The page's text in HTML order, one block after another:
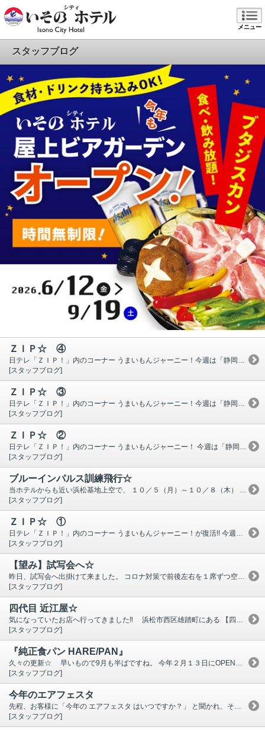
メニュー
スタッフブログ
ＺＩＰ☆ ④
日テレ「ＺＩＰ！」内のコーナー うまいもんジャーニー！今週は「静岡県」。 本日は 「浜松餃子」。 現在、浜松市内には餃子を提供しているお店が３００店舗以上あるらしく その数にビックリです !! その中でも人気のある 「ぎょうざ 石松」 さんが紹介されていました。本店は市内の浜北区で、浜松駅店・新東名店・静岡空港店・沼津・愛知・東京・埼玉にも店舗があるようです。 「浜松餃子学会」 ・・・ ご存知 ですか？？？ 浜松餃子の歴史や特徴、餃子ＭＡＰ等が紹介されていますので、是非ご覧下さい。
[スタッフブログ]
ＺＩＰ☆ ③
日テレ「ＺＩＰ！」内のコーナー うまいもんジャーニー！今週は「静岡県」。 本日は静岡県富士宮市にある 「富士宮やきそば＆鉄板焼 うるおいてい」 さんの「しぐれ焼き」が紹介されていました。 富士宮やきそばは富士宮市のご当地グルメで、それを使って作るお好み焼きだそう。 地元では知られたお好み焼きなんでしょうね。
[スタッフブログ]
ＺＩＰ☆ ②
日テレ「ＺＩＰ！」内のコーナー うまいもんジャーニー！ 今週は「静岡県」。 本日は、うなぎの 「藤田」 さんが紹介されていました。 浜松店・浜松駅前店・白金台店(東京)の３店舗あり、 なんと 浜松店 は いそのホテルと同じ町内です。 ここから徒歩約８分。 浜松駅前店は、浜松駅南口前にあるホテルの２階。 東京にも店舗があるのは知りませんでした・・・ 浜松市にはうなぎ屋さんがたくさんありますし、 位置的に真ん中なので 関東風・関西風どちらも混在しており、余計に迷いますよね。 味の好みもありますし…難しい。 ちなみに、、、 ・関東風＝背開き・素焼きしてから蒸す・ふわっと柔らかい ・関西風＝腹開き・蒸さずに直火で焼く・パリっと香ばしい お気に入りのうなぎ屋さんを見つけるのもいいですね!!
[スタッフブログ]
ブルーインパルス訓練飛行☆
当ホテルからも近い浜松基地上空で、 １０／５（月）～１０／８（木） ブルーインパルスの訓練飛行が行われれます。 ４機が来ているようです。 曲技飛行訓練は、 １０／６（火）～８（木）８時～１７時 １回４０分程度の訓練を１日２回（雨天中止） 既にＴｗｉｔｔｅｒには浜松基地上空を飛んでいる ブルーインパルスの写真や動画が次々ＵＰされていますよ‼ 近くの公園には県外ナンバーの車も来ているらしいです。 すごい人気!! 近くで見るとやっぱりすごい迫力です!! フロントにいてもすごい爆音が通り過ぎるので、 電話を取るタイミングを誤ると聞き取れないくらいです(^^;) 今年のエアフェスタ（航空祭）もコロナの影響で中止と なってしまいましたので、基地でのイベントがなくて淋しい ですが、上空を飛ぶ格好いいブルーインパルスが見られるのは ファンにとったら嬉しいことですね ♪ 気になる方はＴｗｉｔｔｅｒをチェックしてみて下さい。 皆さん上手に写真を撮られています❢❢
[スタッフブログ]
ＺＩＰ☆ ①
日テレ「ＺＩＰ！」内のコーナー うまいもんジャーニー！が復活!! 今週は「静岡県」。 静岡県民みんな大好き? 「さわやか」 が 紹介されていました♪ 県内しかなく３４店舗。オニオンソースが最高☆ 芸能人の中にもここのハンバーグ好きな方 結構いらっしゃいますよね。 ２５０ｇの げんこつハンバーグ ２００ｇの おにぎりハンバーグ ・・があり、ランチにはライスかパン・スープも付いちゃいます♪ ハンバーグ以外のメニューもありますよ‼! 静岡県にしかありませんので機会がありましたら是非ご賞味下さい。
[スタッフブログ]
【望み】試写会へ☆
昨日、試写会へ出掛けて来ました。 コロナ対策で前後左右を１席ずつ空けての指定席。 上映前でもおしゃべりしてる人が ほどいなくて場内し～ん・・・ 個人的にはこういう方が落ち着けるし快適でした。 観た映画は 【望み】 。 愛する息子は殺人犯か被害者か、それとも・・・ 監督：堤 幸彦 主題歌：森山直太朗 出演：堤 真一、石田ゆり子、岡田 健史、清原 果耶 加藤 雅也、市毛 良枝、松田 翔太、竜 雷太 他 映画自体は、ネタバレになるので詳しくは書きませんが、 色々考えさせられる難しい題材で、最初から最後まで見入ってしまいました。 １０／９(金)から公開になりますので是非見て頂きたいです‼
[スタッフブログ]
四代目 近江屋☆
気になっていたお店へ行ってきました‼ 浜松市西区雄踏町にある 【四代目 近江屋】 へ。 外観からしてオシャレ～♬ お目当ては情報誌に載っていた 「いちぢく大福」 雄踏町の野田養鶏さんの卵 (卵黄のみ) を使用していて 濃厚な仕上がりの 「四代目のぷりん」 あと 「シャインマスカット大福」… 店内はこんな感じです↓↓↓ 【四代目 近江屋】 さんのホームページに色々な商品が 紹介されていますので機会がありましたら是非 ‼
[スタッフブログ]
『純正食パン HARE/PAN』
久々の更新☆ 早いもので9月も半ばですね。 今年２月１３日にOPENの 【HARE/PAN】 。 先日、知人にここの食パンを頂き、めちゃくちゃ美味しかったのでご紹介します。 全国展開されていますが、 浜松市は東区将監町にOPEN. 労災病院の南側、六間道路沿いで分かりやすい場所です。 卵不使用。 オリジナルブレンドした小麦粉・バター・マーガリンに加え、ハチミツを配合しているので ほんのりした甘さを出しています。 浜松では「乃が美」「銀座に志かわ」「一本堂」に続くのが、「 HARE/PAN(ハレパン) 」となるそう。 頂いてすぐ ちぎって食べましたが、柔らかくて甘く美味しかった～(＾＾) 機会がありましたら是非一度お買い求め下さい。 〒４３０－０８０２ 静岡県浜松市東区将監町２０－８ ☎０５３－５８２－８６２２ 営業１１：００～ 売切れ次第 終了 WEB予約有り
[スタッフブログ]
今年のエアフェスタ
先程、お客様に「今年の エアフェスタ はいつですか？」 と聞かれ、そういえばいつなんだろう？？・・と思い、 検索してみたところ、今年は 中止 と発表されていました。 航空自衛隊 浜松基地ＨＰ 毎年楽しみにされていた方にとっては残念ですが、 この時期に開催するとなるとリスクも大きいでしょうし・・・。 また来年開催されるようでしたら、是非 会場に近い 当ホテルを宜しくお願い致します。 明日からもう９月。 まだまだ残暑厳しい日が続くでしょうけど、 皆様お身体ご自愛下さい。 暑い中、当館のビアガーデンは９／１３(日)まで開催します。 夕方からは少～し暑さも和らいできているような気がしますので、 最終日までの営業日(金)(土)(日)は冷え冷えビールを堪能して 頂ければ嬉しいです♪ 宜しくお願い致します。
[スタッフブログ]